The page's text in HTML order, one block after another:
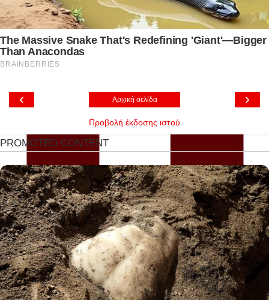
‹ ›
Αρχική σελίδα
Προβολή έκδοσης ιστού